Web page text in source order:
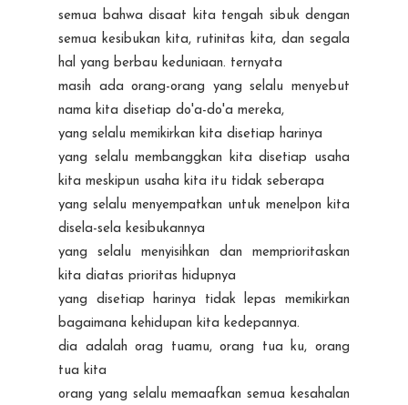
semua bahwa disaat kita tengah sibuk dengan
semua kesibukan kita, rutinitas kita, dan segala
hal yang berbau keduniaan. ternyata
masih ada orang-orang yang selalu menyebut
nama kita disetiap do'a-do'a mereka,
yang selalu memikirkan kita disetiap harinya
yang selalu membanggkan kita disetiap usaha
kita meskipun usaha kita itu tidak seberapa
yang selalu menyempatkan untuk menelpon kita
disela-sela kesibukannya
yang selalu menyisihkan dan memprioritaskan
kita diatas prioritas hidupnya
yang disetiap harinya tidak lepas memikirkan
bagaimana kehidupan kita kedepannya.
dia adalah orag tuamu, orang tua ku, orang
tua kita
orang yang selalu memaafkan semua kesahalan